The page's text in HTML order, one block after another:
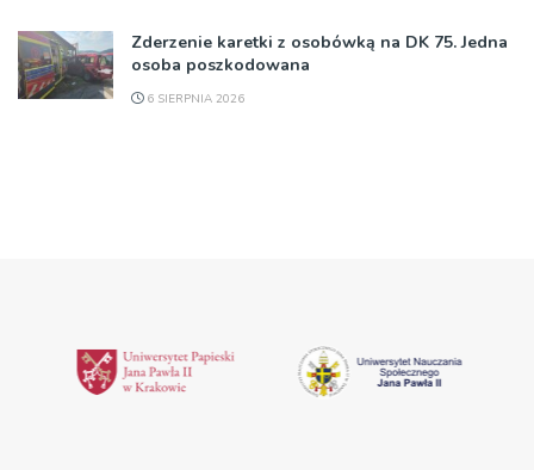
Zderzenie karetki z osobówką na DK 75. Jedna
osoba poszkodowana
6 SIERPNIA 2026